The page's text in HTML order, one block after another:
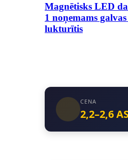
Magnētisks LED
1 noņemams
lukturītis
CENA
2,2–2,6